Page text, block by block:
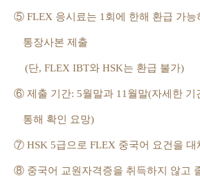
⑤ FLEX 응시료는 1 회에 한해 환급 가능
통장사본 제출
(단, FLEX IBT와 HSK는 환급 불가)
⑥ 제출 기간: 5월말과 11 월말(자세한 기
통해 확인 요망)
⑦ HSK 5급으로 FLEX 중국어 요건을 대
⑧ 중국어 교원자격증을 취득하지 않고